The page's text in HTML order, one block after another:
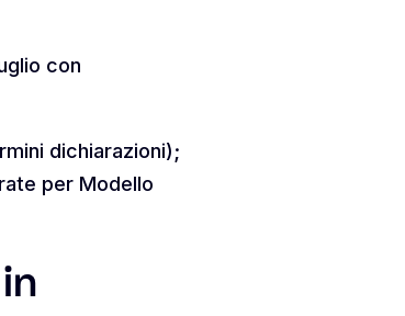
con
dichiarazioni);
per Modello